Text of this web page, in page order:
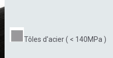
Tôles d'acier ( < 140MPa )